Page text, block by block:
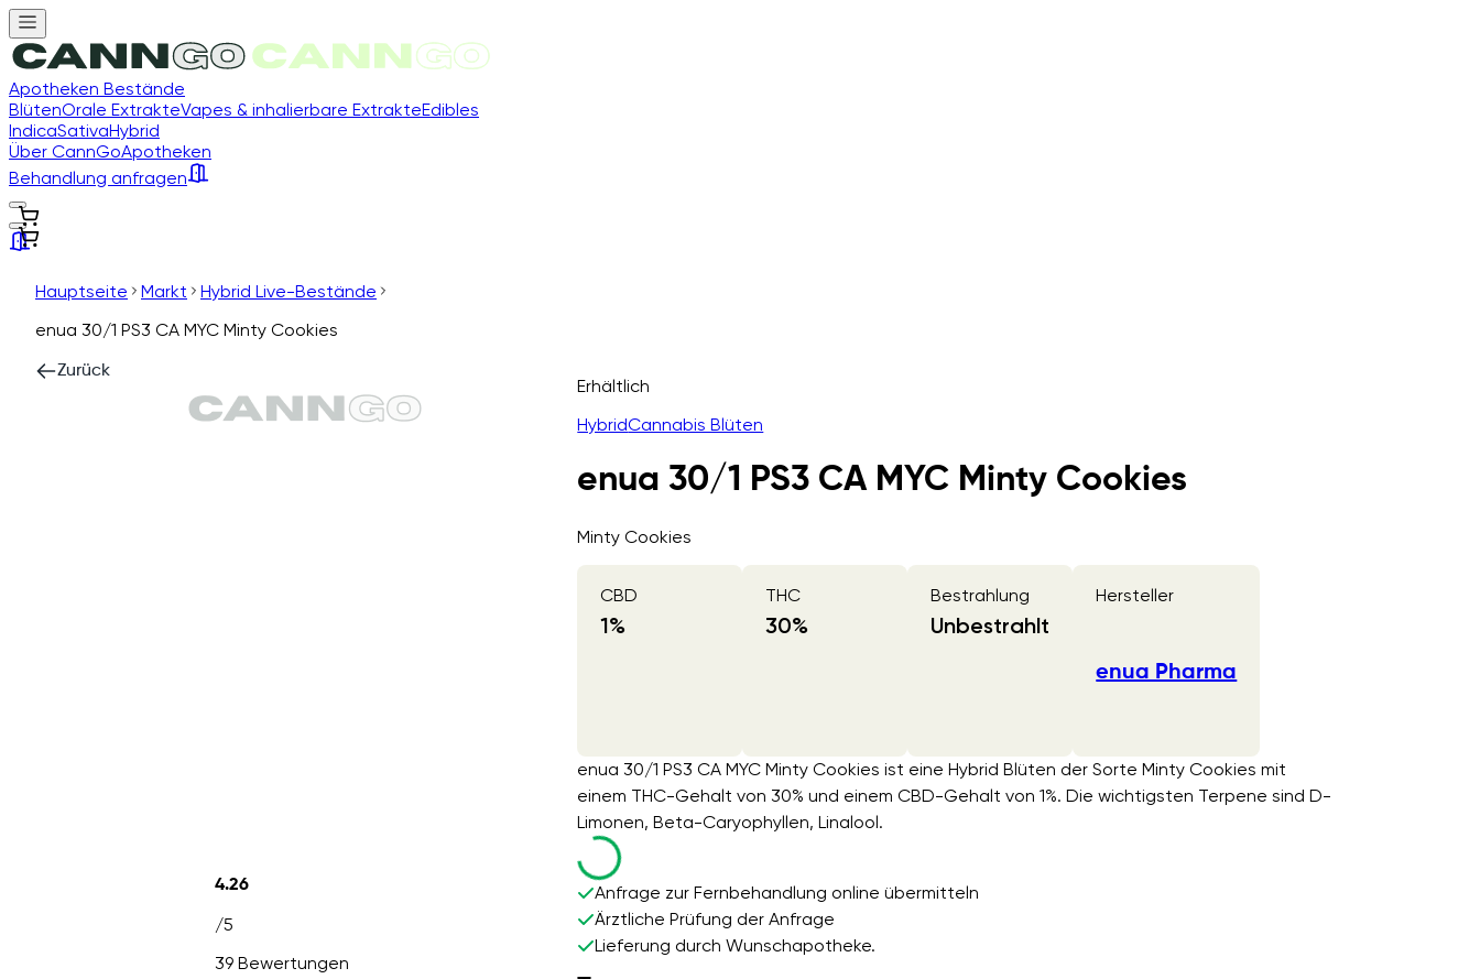
Apotheken Bestände
BlütenOrale ExtrakteVapes & inhalierbare ExtrakteEdibles
IndicaSativaHybrid
Über CannGoApotheken
Behandlung anfragen
Hauptseite Markt
Hybrid Live-Bestände
enua 30/1 PS3 CA MYC Minty Cookies
Zurück
4.26
/5
39 Bewertungen
Erhältlich
HybridCannabis Blüten
enua 30/1 PS3 CA MYC Minty Cookies
Minty Cookies
CBD
1%
THC
30%
Bestrahlung
Unbestrahlt
Hersteller
enua Pharma
enua 30/1 PS3 CA MYC Minty Cookies ist eine Hybrid Blüten der Sorte Minty Cookies mit
einem THC-Gehalt von 30% und einem CBD-Gehalt von 1%. Die wichtigsten Terpene sind D-
Limonen, Beta-Caryophyllen, Linalool.
Anfrage zur Fernbehandlung online übermitteln
Ärztliche Prüfung der Anfrage
Lieferung durch Wunschapotheke.